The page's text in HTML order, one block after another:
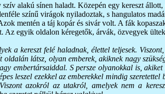
alakú sínen haladt. Közepén egy kereszt
színű virágok nyiladoztak, s hangulatos
mentén a táj kopár és sivár volt. A fák
Az egyik oldalon kéregetők, árvák, özvegyek
a kereszt felé haladnak, élettel teljesek.
látsz, olyan emberek, akiknek nagy
embertársaiddal. S persze olyanokkal is,
leszel ezekkel az emberekkel mindig
azokról az utakról, amelyek nem a